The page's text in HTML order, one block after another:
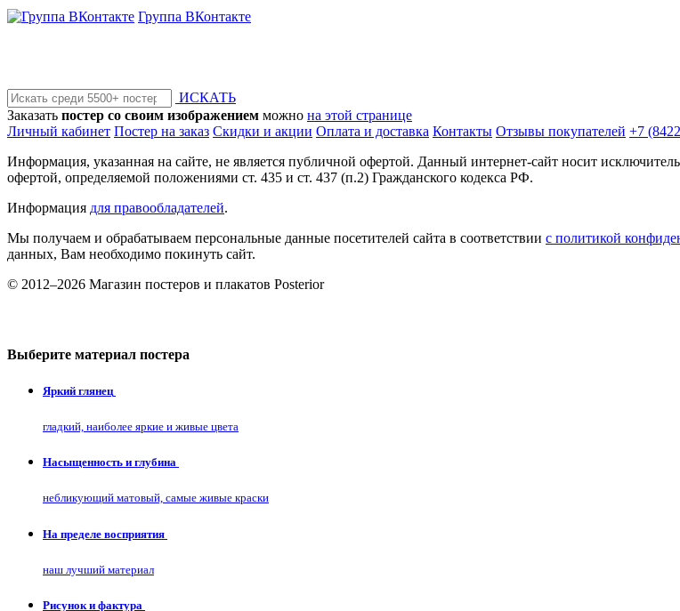
Группа ВКонтакте
ИСКАТЬ
Заказать постер со своим изображением можно на этой странице
Личный кабинет Постер на заказ Скидки и акции Оплата и доставка Контакты Отзывы покупателей +7
Информация, указанная на сайте, не является публичной офертой. Данный интернет-сайт носит
офертой, определяемой положениями ст. 435 и ст. 437 (п.2) Гражданского кодекса РФ.
Информация для правообладателей.
Мы получаем и обрабатываем персональные данные посетителей сайта в соответствии с политикой
данных, Вам необходимо покинуть сайт.
© 2012–2026 Магазин постеров и плакатов Posterior
Выберите материал постера
Яркий глянец
гладкий, наиболее яркие и живые цвета
Насыщенность и глубина
небликующий матовый, самые живые краски
На пределе восприятия
наш лучший материал
Рисунок и фактура